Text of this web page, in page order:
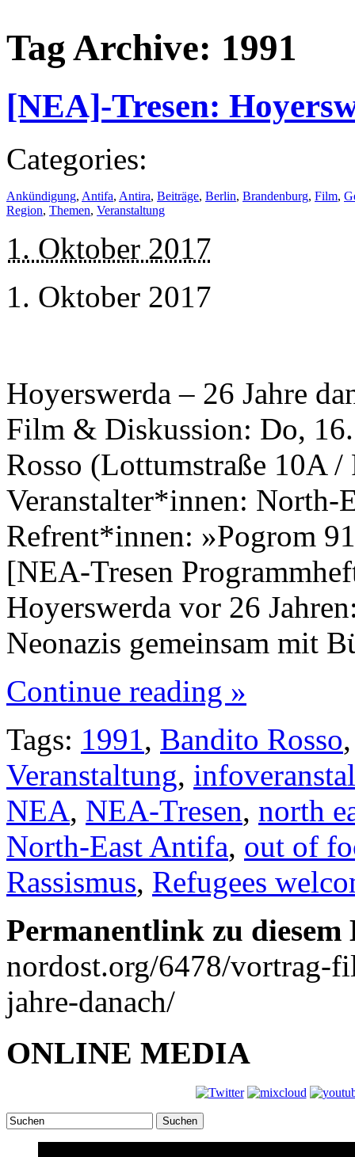
Tag Archive: 1991
[NEA]-Tresen:
Categories:
Ankündigung, Antifa, Antira, Beiträge, Berlin, Brandenburg, Film,
Region, Themen, Veranstaltung
1. Oktober 2017
1. Oktober 2017
Hoyerswerda – 26 Jahre
Film & Diskussion: Do,
Rosso (Lottumstraße 10A /
Veranstalter*innen: North-
Refrent*innen: »Pogrom
[NEA-Tresen
Hoyerswerda vor 26
Neonazis gemeinsam mit
Continue reading »
Tags: 1991, Bandito Rosso
Veranstaltung,
NEA, NEA-Tresen, north
North-East Antifa, out of
Rassismus, Refugees
Permanentlink zu
nordost.org/6478/vortrag-
jahre-danach/
ONLINE MEDIA
Suchen